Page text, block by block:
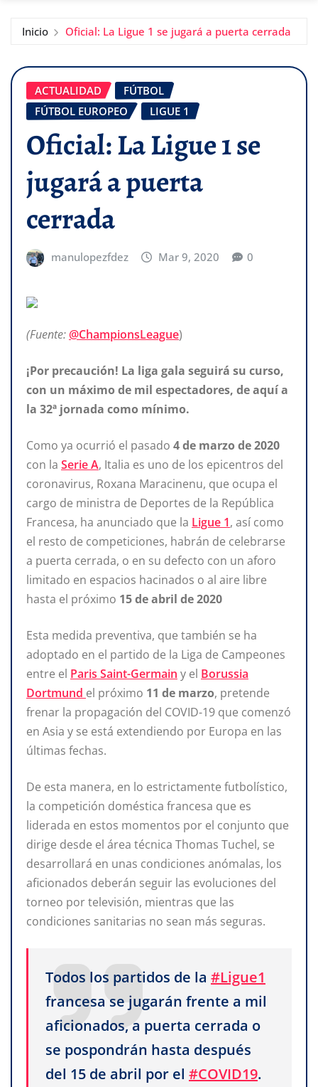
Inicio Oficial: La Ligue 1 se jugará a puerta cerrada
ACTUALIDAD
FÚTBOL
FÚTBOL EUROPEO
LIGUE 1
Oficial: La Ligue 1 se
jugará a puerta
cerrada
manulopezfdez Mar 9, 2020 0
(Fuente: @ChampionsLeague)
¡Por precaución! La liga gala seguirá su curso,
con un máximo de mil espectadores, de aquí a
la 32ª jornada como mínimo.
Como ya ocurrió el pasado 4 de marzo de 2020
con la Serie A, Italia es uno de los epicentros del
coronavirus, Roxana Maracinenu, que ocupa el
cargo de ministra de Deportes de la República
Francesa, ha anunciado que la Ligue 1, así como
el resto de competiciones, habrán de celebrarse
a puerta cerrada, o en su defecto con un aforo
limitado en espacios hacinados o al aire libre
hasta el próximo 15 de abril de 2020
Esta medida preventiva, que también se ha
adoptado en el partido de la Liga de Campeones
entre el Paris Saint-Germain y el Borussia
Dortmund el próximo 11 de marzo, pretende
frenar la propagación del COVID-19 que comenzó
en Asia y se está extendiendo por Europa en las
últimas fechas.
De esta manera, en lo estrictamente futbolístico,
la competición doméstica francesa que es
liderada en estos momentos por el conjunto que
dirige desde el área técnica Thomas Tuchel, se
desarrollará en unas condiciones anómalas, los
aficionados deberán seguir las evoluciones del
torneo por televisión, mientras que las
condiciones sanitarias no sean más seguras.
Todos los partidos de la #Ligue1
francesa se jugarán frente a mil
aficionados, a puerta cerrada o
se pospondrán hasta después
del 15 de abril por el #COVID19.